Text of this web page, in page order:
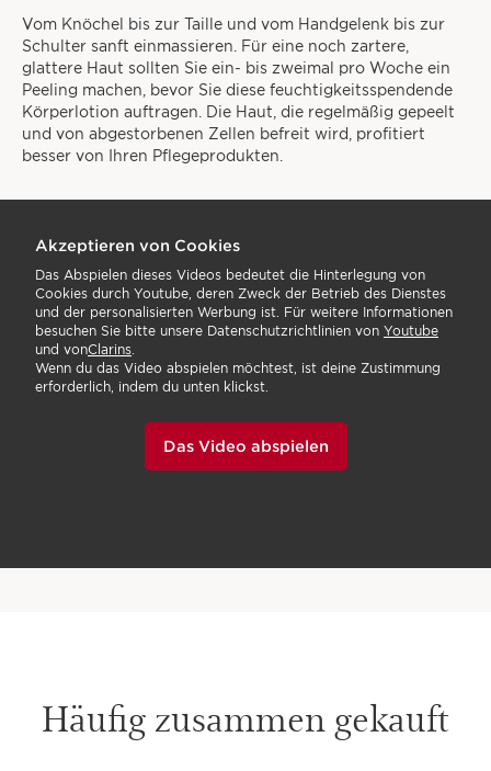
FRÜH MORGENS
ABENDS
AM WOCHENENDE
Vom Knöchel bis zur Taille und vom Handgelenk bis zur
Schulter sanft einmassieren. Für eine noch zartere,
glattere Haut sollten Sie ein- bis zweimal pro Woche ein
Peeling machen, bevor Sie diese feuchtigkeitsspendende
Körperlotion auftragen. Die Haut, die regelmäßig gepeelt
und von abgestorbenen Zellen befreit wird, profitiert
besser von Ihren Pflegeprodukten.
Akzeptieren von Cookies
Das Abspielen dieses Videos bedeutet die Hinterlegung von
Cookies durch Youtube, deren Zweck der Betrieb des Dienstes
und der personalisierten Werbung ist. Für weitere Informationen
besuchen Sie bitte unsere Datenschutzrichtlinien von Youtube
und vonClarins
Wenn du das Video abspielen möchtest, ist deine Zustimmung
erforderlich, indem du unten klickst.
Das Video abspielen
Häufig zusammen gekauft